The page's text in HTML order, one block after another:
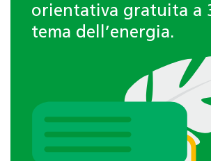
orientativa gratuita a
tema dell’energia.